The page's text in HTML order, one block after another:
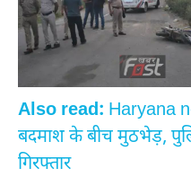
Also read: Haryana
बदमाश के बीच मुठभेड़,
गिरफ्तार